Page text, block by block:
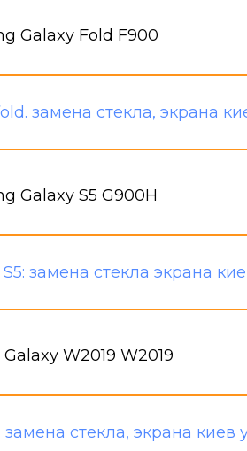
Galaxy Fold F900
Galaxy S5 G900H
W2019 W2019